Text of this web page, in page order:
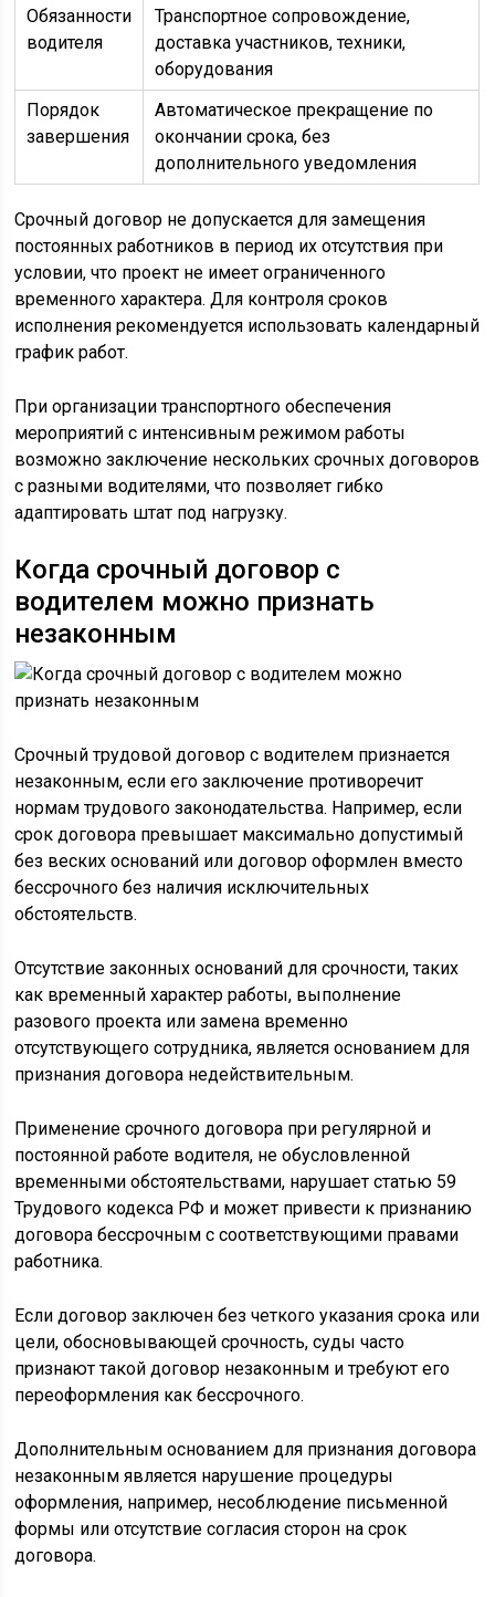
Обязанности
водителя
Транспортное сопровождение,
доставка участников, техники,
оборудования
Порядок
завершения
Автоматическое прекращение по
окончании срока, без
дополнительного уведомления
Срочный договор не допускается для замещения
постоянных работников в период их отсутствия при
условии, что проект не имеет ограниченного
временного характера. Для контроля сроков
исполнения рекомендуется использовать календарный
график работ.
При организации транспортного обеспечения
мероприятий с интенсивным режимом работы
возможно заключение нескольких срочных договоров
с разными водителями, что позволяет гибко
адаптировать штат под нагрузку.
Когда срочный договор с
водителем можно признать
незаконным
Срочный трудовой договор с водителем признается
незаконным, если его заключение противоречит
нормам трудового законодательства. Например, если
срок договора превышает максимально допустимый
без веских оснований или договор оформлен вместо
бессрочного без наличия исключительных
обстоятельств.
Отсутствие законных оснований для срочности, таких
как временный характер работы, выполнение
разового проекта или замена временно
отсутствующего сотрудника, является основанием для
признания договора недействительным.
Применение срочного договора при регулярной и
постоянной работе водителя, не обусловленной
временными обстоятельствами, нарушает статью 59
Трудового кодекса РФ и может привести к признанию
договора бессрочным с соответствующими правами
работника.
Если договор заключен без четкого указания срока или
цели, обосновывающей срочность, суды часто
признают такой договор незаконным и требуют его
переоформления как бессрочного.
Дополнительным основанием для признания договора
незаконным является нарушение процедуры
оформления, например, несоблюдение письменной
формы или отсутствие согласия сторон на срок
договора.